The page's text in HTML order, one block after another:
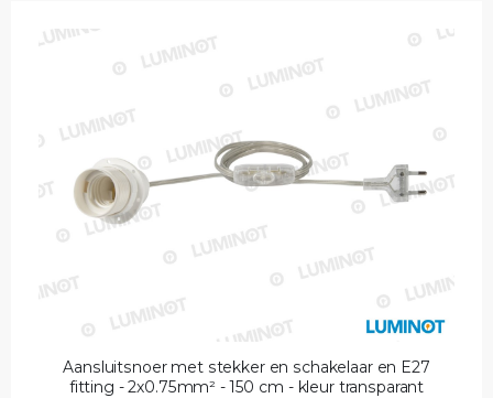
Aansluitsnoer met stekker en schakelaar en E27
fitting - 2x0.75mm² - 150 cm - kleur transparant